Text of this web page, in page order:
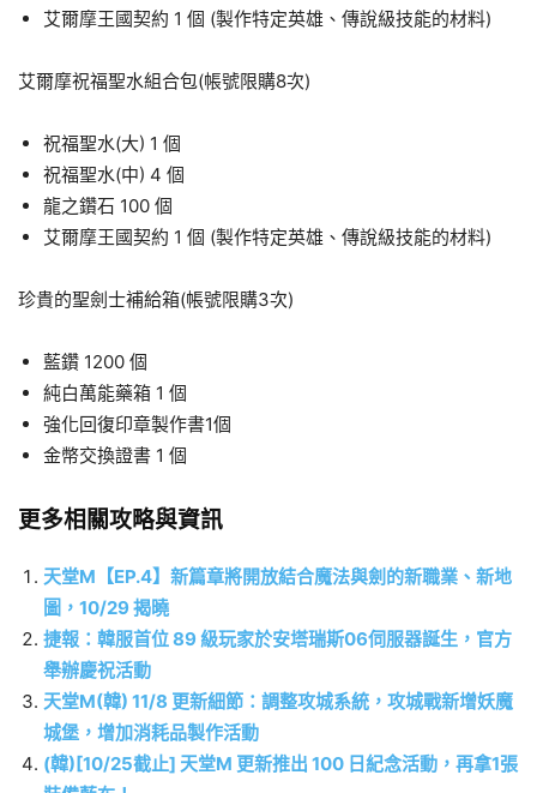
艾爾摩王國契約 1 個 (製作特定英雄、傳說級技能的材料)
艾爾摩祝福聖水組合包(帳號限購8次)
祝福聖水(大) 1 個
祝福聖水(中) 4 個
龍之鑽石 100 個
艾爾摩王國契約 1 個 (製作特定英雄、傳說級技能的材料)
珍貴的聖劍士補給箱(帳號限購3次)
藍鑽 1200 個
純白萬能藥箱 1 個
強化回復印章製作書1個
金幣交換證書 1 個
更多相關攻略與資訊
天堂M【EP.4】新篇章將開放結合魔法與劍的新職業、新地
圖，10/29 揭曉
捷報：韓服首位 89 級玩家於安塔瑞斯06伺服器誕生，官方
舉辦慶祝活動
天堂M(韓) 11/8 更新細節：調整攻城系統，攻城戰新增妖魔
城堡，增加消耗品製作活動
(韓)[10/25截止] 天堂M 更新推出 100 日紀念活動，再拿1張